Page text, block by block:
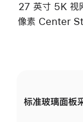
27 英寸 5K 视
像素 Center
标准玻璃面板